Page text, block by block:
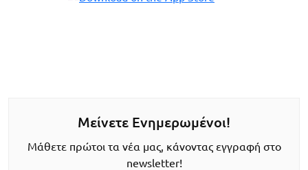
Μείνετε Ενημερωμένοι!
Μάθετε πρώτοι τα νέα μας, κάνοντας εγγραφή στο
newsletter!